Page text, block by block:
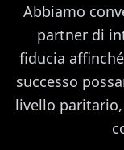
Abbiamo
partner di
fiducia
successo
livello